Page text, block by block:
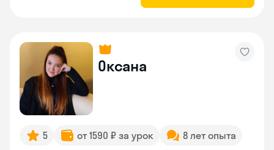
Оксана
5 от 1590 ₽ за урок 8 лет опыта